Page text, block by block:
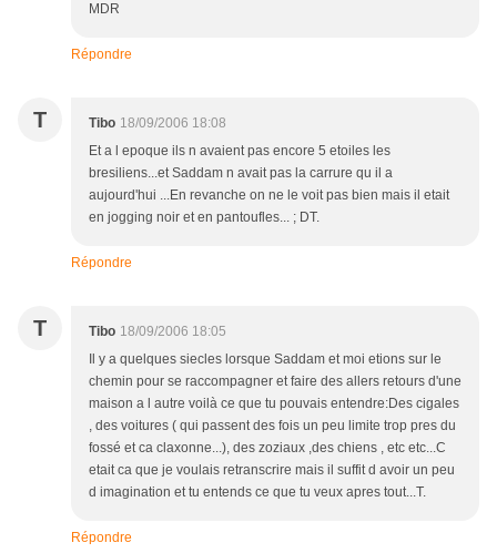
MDR
Répondre
T Tibo 18/09/2006 18:08
Et a l epoque ils n avaient pas encore 5 etoiles les
bresiliens...et Saddam n avait pas la carrure qu il a
aujourd'hui ...En revanche on ne le voit pas bien mais il etait
en jogging noir et en pantoufles... ; DT.
Répondre
T Tibo 18/09/2006 18:05
Il y a quelques siecles lorsque Saddam et moi etions sur le
chemin pour se raccompagner et faire des allers retours d'une
maison a l autre voilà ce que tu pouvais entendre:Des cigales
, des voitures ( qui passent des fois un peu limite trop pres du
fossé et ca claxonne...), des zoziaux ,des chiens , etc etc...C
etait ca que je voulais retranscrire mais il suffit d avoir un peu
d imagination et tu entends ce que tu veux apres tout...T.
Répondre